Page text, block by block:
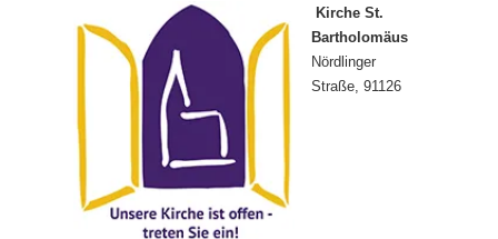
Kirche St.
Bartholomäus
Nördlinger
Straße, 91126